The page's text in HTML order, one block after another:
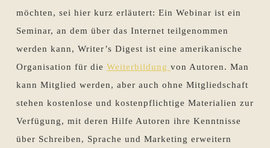
möchten, sei hier kurz erläutert: Ein Webinar ist ein
Seminar, an dem über das Internet teilgenommen
werden kann, Writer’s Digest ist eine amerikanische
Organisation für die Weiterbildung von Autoren. Man
kann Mitglied werden, aber auch ohne Mitgliedschaft
stehen kostenlose und kostenpflichtige Materialien zur
Verfügung, mit deren Hilfe Autoren ihre Kenntnisse
über Schreiben, Sprache und Marketing erweitern